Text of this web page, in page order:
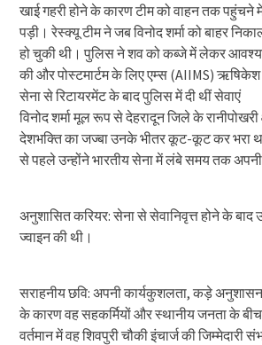
खाई गहरी होने के कारण टीम को वाहन तक
पड़ी। रेस्क्यू टीम ने जब विनोद शर्मा को बाहर
हो चुकी थी। पुलिस ने शव को कब्जे में लेकर
की और पोस्टमार्टम के लिए एम्स (AIIMS) ऋषिकेश
सेना से रिटायरमेंट के बाद पुलिस में दी थीं सेवाएं
विनोद शर्मा मूल रूप से देहरादून जिले के
देशभक्ति का जज्बा उनके भीतर कूट-कूट कर भरा
से पहले उन्होंने भारतीय सेना में लंबे समय तक अपनी
अनुशासित करियर: सेना से सेवानिवृत्त होने के बाद
ज्वाइन की थी।
सराहनीय छवि: अपनी कार्यकुशलता, कड़े
के कारण वह सहकर्मियों और स्थानीय जनता के
वर्तमान में वह शिवपुरी चौकी इंचार्ज की जिम्मेदारी